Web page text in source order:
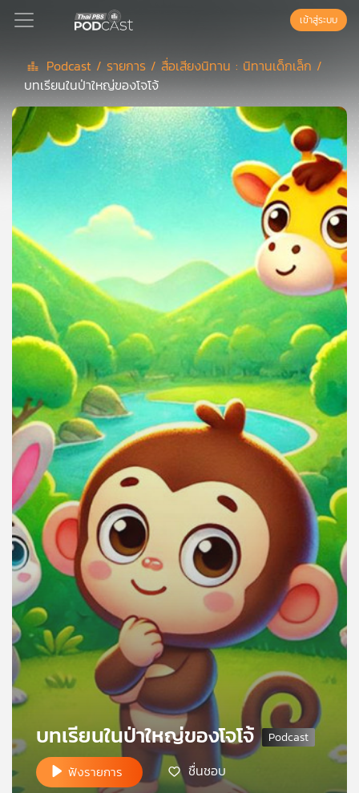
Podcast
เพล
ย์
แนะนำ
เพล
ย์
ลิ
สต์
ของ
คุณ
เพลง
บทความ
ข่าว
และ
กิจกรรม
เกี่ยว
กับ
เรา
เครือ
ข่าย
วิทยุ
ไทย
เข้าสู่ระบบ
Podcast / รายการ /สื่อเสียงนิทาน : นิทานเด็กเล็ก /
บทเรียนในป่าใหญ่ของโจโจ้
บทเรียนในป่าใหญ่ของโจโจ้
ฟังรายการ ชื่นชอบ